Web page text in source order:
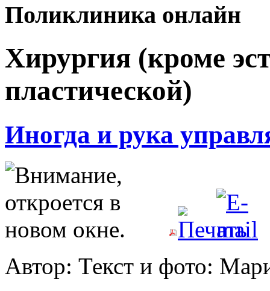
Поликлиника онлайн
Хирургия (кроме
пластической)
Иногда и рука
Автор: Текст и фото: